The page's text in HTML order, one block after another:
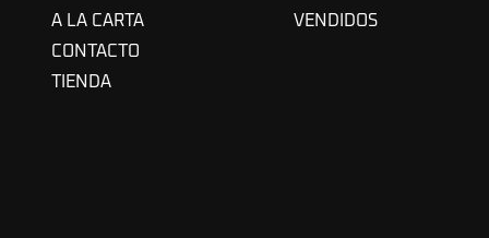
A LA CARTA
CONTACTO
TIENDA
VENDIDOS